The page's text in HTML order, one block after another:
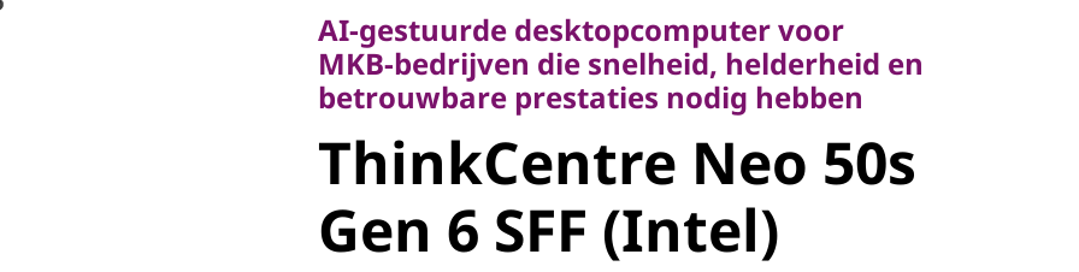
betrouwbare prestaties nodig hebben
ThinkCentre Neo
50s Gen 6 SFF (Intel)
AI-gestuurde desktopcomputer voor
MKB-bedrijven die snelheid, helderheid en
betrouwbare prestaties nodig hebben
ThinkCentre Neo 50s
Gen 6 SFF (Intel)